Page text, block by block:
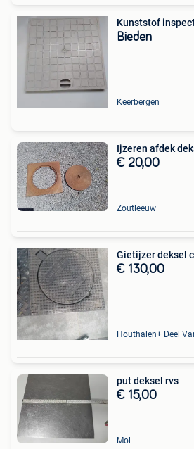
Kunststof
Bieden
Keerbergen
Ijzeren afdek
€ 20,00
Zoutleeuw
Gietijzer deksel
€ 130,00
put deksel rvs
€ 15,00
Mol